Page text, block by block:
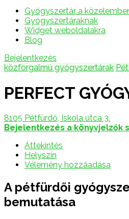
Gyógyszertár a
Gyógyszertáraknak
Widget weboldalakra
Blog
Bejelentkezés
közforgalmú gyógyszertárak
PERFECT
8105 Pétfürdő, Iskola utca 3.
Bejelentkezés a könyvjelzők
Áttekintés
Helyszín
Vélemény hozzáadása
A pétfürdői
bemutatása